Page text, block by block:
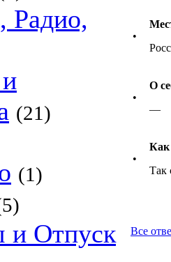
Радио,
(21)
(1)
и Отпуск
•
•
О
—
•
Как
Так
Все